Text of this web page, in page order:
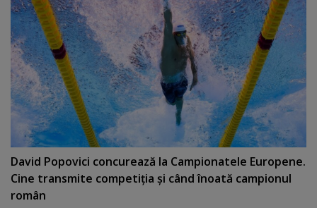
David Popovici concurează la Campionatele Europene.
Cine transmite competiţia şi când înoată campionul
român